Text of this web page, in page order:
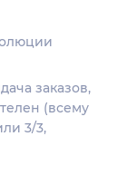
заказов,
(всему
3/3,